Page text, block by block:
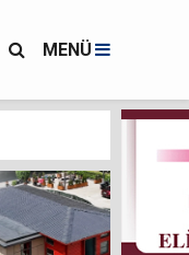
MENÜ